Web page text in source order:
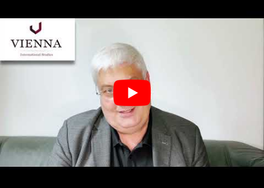
der
Dualen Hochschule
mit jeweils unterschiedlichen Fächerprofilen und
Forschung und Lehre an den Universitäten,
Hochschulen für angewandte Wissenschaften
(Fachhochschulen) und Pädagogischen Hochschulen
haben hohe Qualität und z.T. internationalen Rang.
Allein vier der elf Exzellenzuniversitäten in